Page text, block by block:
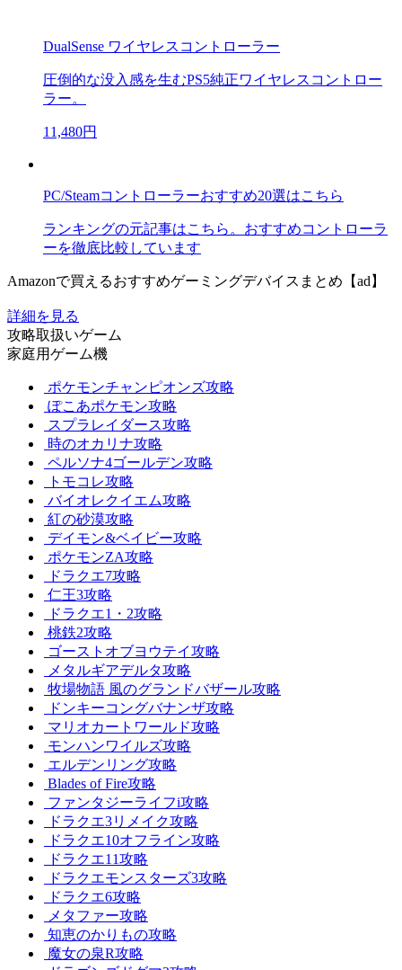
DualSense ワイヤレスコントローラー
圧倒的な没入感を生むPS5純正ワイヤレスコントロー
ラー。
11,480円
PC/Steamコントローラーおすすめ20選はこちら
ランキングの元記事はこちら。おすすめコントローラ
ーを徹底比較しています
Amazonで買えるおすすめゲーミングデバイスまとめ【ad】
詳細を見る
攻略取扱いゲーム
家庭用ゲーム機
ポケモンチャンピオンズ攻略
ぽこあポケモン攻略
スプラレイダース攻略
時のオカリナ攻略
ペルソナ4ゴールデン攻略
トモコレ攻略
バイオレクイエム攻略
紅の砂漠攻略
デイモン&ベイビー攻略
ポケモンZA攻略
ドラクエ7攻略
仁王3攻略
ドラクエ1・2攻略
桃鉄2攻略
ゴーストオブヨウテイ攻略
メタルギアデルタ攻略
牧場物語 風のグランドバザール攻略
ドンキーコングバナンザ攻略
マリオカートワールド攻略
モンハンワイルズ攻略
エルデンリング攻略
Blades of Fire攻略
ファンタジーライフi攻略
ドラクエ3リメイク攻略
ドラクエ10オフライン攻略
ドラクエ11攻略
ドラクエモンスターズ3攻略
ドラクエ6攻略
メタファー攻略
知恵のかりもの攻略
魔女の泉R攻略